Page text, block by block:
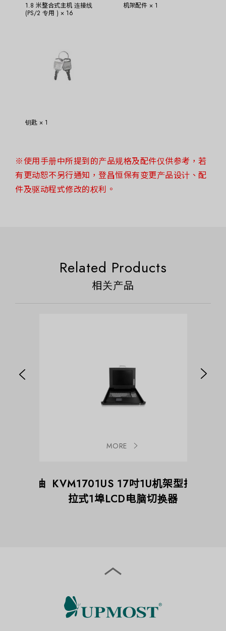
1.8 米整合式主机 连接线
(PS/2 专用 ) × 16
机架配件 × 1
钥匙 × 1
※使用手册中所提到的产品规格及配件仅供参考，若
有更动恕不另行通知，登昌恒保有变更产品设计、配
件及驱动程式修改的权利。
Related Products
相关产品
MORE
KVM1701US 17吋1U机架型抽
拉式1埠LCD电脑切换器